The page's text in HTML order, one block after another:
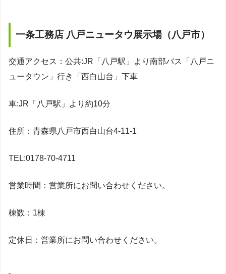
一条工務店 八戸ニュータウ展示場（八戸市）
交通アクセス：公共:JR「八戸駅」より南部バス「八戸ニ
ュータウン」行き「西白山台」下車
車:JR「八戸駅」より約10分
住所：青森県八戸市西白山台4-11-1
TEL:0178-70-4711
営業時間：営業所にお問い合わせください。
棟数：1棟
定休日：営業所にお問い合わせください。